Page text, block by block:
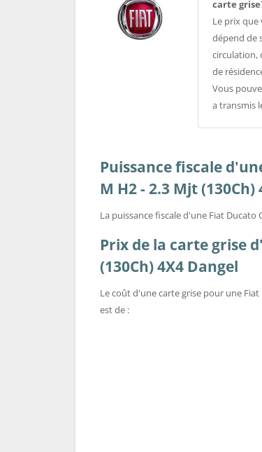
carte grise
Le prix que
dépend de
circulation,
de
Vous
a transmis
Puissance fiscale
M H2 - 2.3 Mjt (130Ch)
La puissance fiscale d'une Fiat Ducato
Prix de la carte grise
(130Ch) 4X4 Dangel
Le coût d'une carte grise pour une Fiat
est de :